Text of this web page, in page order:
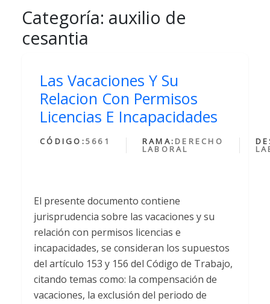
Categoría: auxilio de
cesantia
Las Vacaciones Y Su
Relacion Con Permisos
Licencias E Incapacidades
CÓDIGO:5661 RAMA: DERECHO
LABORAL
El presente documento contiene
jurisprudencia sobre las vacaciones y su
relación con permisos licencias e
incapacidades, se consideran los supuestos
del artículo 153 y 156 del Código de Trabajo,
citando temas como: la compensación de
vacaciones, la exclusión del periodo de